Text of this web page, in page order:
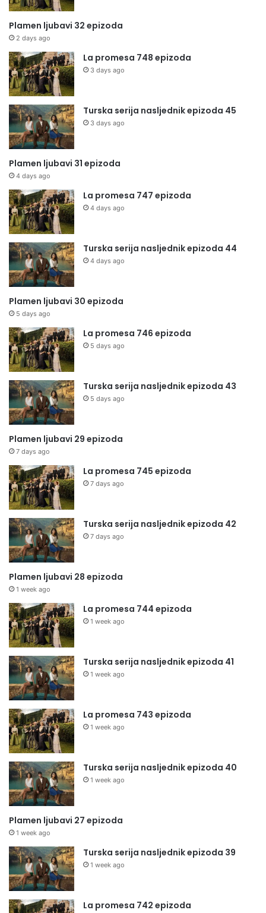
Plamen ljubavi 32 epizoda
2 days ago
La promesa 748 epizoda
3 days ago
Turska serija nasljednik epizoda 45
3 days ago
Plamen ljubavi 31 epizoda
4 days ago
La promesa 747 epizoda
4 days ago
Turska serija nasljednik epizoda 44
4 days ago
Plamen ljubavi 30 epizoda
5 days ago
La promesa 746 epizoda
5 days ago
Turska serija nasljednik epizoda 43
5 days ago
Plamen ljubavi 29 epizoda
7 days ago
La promesa 745 epizoda
7 days ago
Turska serija nasljednik epizoda 42
7 days ago
Plamen ljubavi 28 epizoda
1 week ago
La promesa 744 epizoda
1 week ago
Turska serija nasljednik epizoda 41
1 week ago
La promesa 743 epizoda
1 week ago
Turska serija nasljednik epizoda 40
1 week ago
Plamen ljubavi 27 epizoda
1 week ago
Turska serija nasljednik epizoda 39
1 week ago
La promesa 742 epizoda